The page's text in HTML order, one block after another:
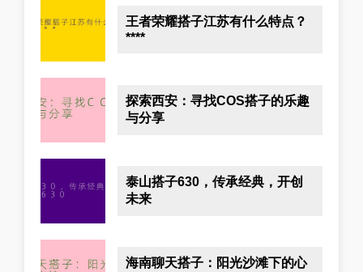
王者荣耀搭子江苏有什么特点？
****
探索西安：寻找COS搭子的乐趣
与分享
泰山搭子630，传承经典，开创
未来
海南聊天搭子：阳光沙滩下的心